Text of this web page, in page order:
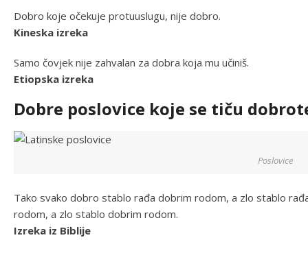
Dobro koje očekuje protuuslugu, nije dobro.
Kineska izreka
Samo čovjek nije zahvalan za dobra koja mu učiniš.
Etiopska izreka
Dobre poslovice koje se tiču
Poslovice
Tako svako dobro stablo rađa dobrim rodom, a zlo stablo
rodom, a zlo stablo dobrim rodom.
Izreka iz Biblije